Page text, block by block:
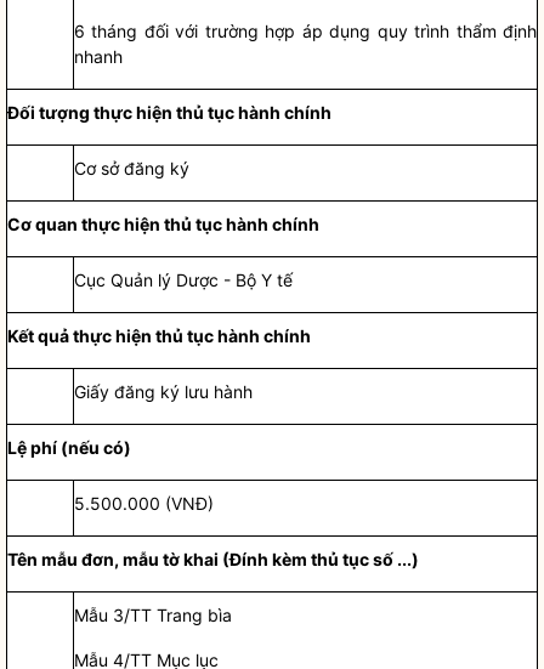
6 tháng đối với trường hợp áp dụng quy trình thẩm định
nhanh
Đối tượng thực hiện thủ tục hành chính
Cơ sở đăng ký
Cơ quan thực hiện thủ tục hành chính
Cục Quản lý Dược - Bộ Y tế
Kết quả thực hiện thủ tục hành chính
Giấy đăng ký lưu hành
Lệ phí (nếu có)
5.500.000 (VNĐ)
Tên mẫu đơn, mẫu tờ khai (Đính kèm thủ tục số ...)
Mẫu 3/TT Trang bìa
Mẫu 4/TT Mục lục